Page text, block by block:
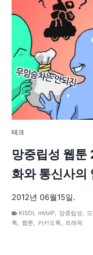
테크
망중립성 웹툰
화와 통신사의
2012년 06월15일.
KISDI mVoIP 망중립성
톡
웹툰 카카오톡 트래픽